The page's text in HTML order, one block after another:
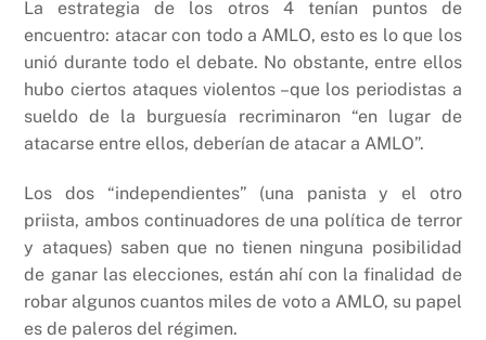
La estrategia de los otros 4 tenían puntos de
encuentro: atacar con todo a AMLO, esto es lo que los
unió durante todo el debate. No obstante, entre ellos
hubo ciertos ataques violentos –que los periodistas a
sueldo de la burguesía recriminaron “en lugar de
atacarse entre ellos, deberían de atacar a AMLO”.
Los dos “independientes” (una panista y el otro
priista, ambos continuadores de una política de terror
y ataques) saben que no tienen ninguna posibilidad
de ganar las elecciones, están ahí con la finalidad de
robar algunos cuantos miles de voto a AMLO, su papel
es de paleros del régimen.